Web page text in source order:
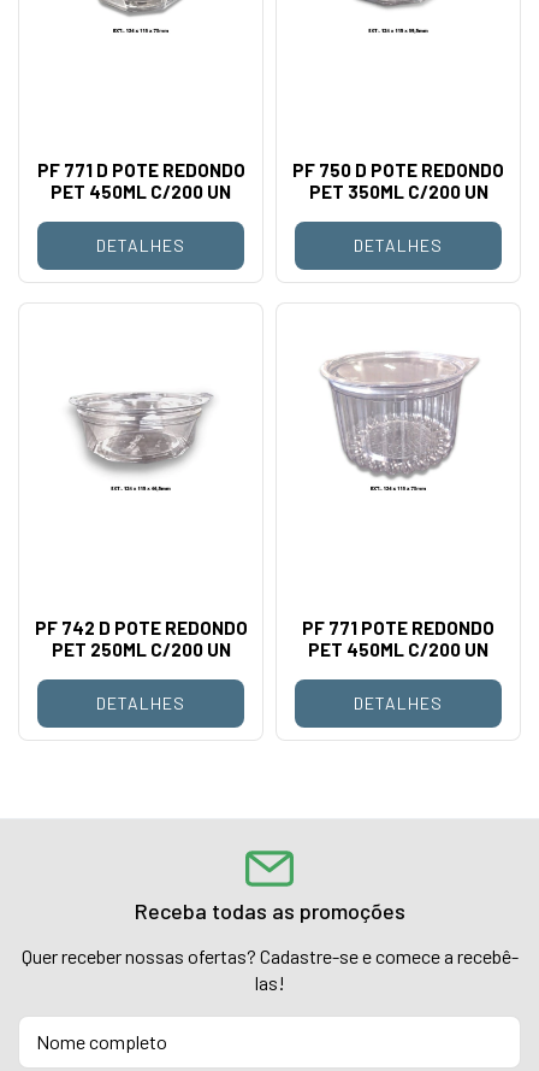
PF 771 D POTE REDONDO
PET 450ML C/200 UN
DETALHES
PF 750 D POTE REDONDO
PET 350ML C/200 UN
DETALHES
PF 742 D POTE REDONDO
PET 250ML C/200 UN
DETALHES
PF 771 POTE REDONDO
PET 450ML C/200 UN
DETALHES
Receba todas as promoções
Quer receber nossas ofertas? Cadastre-se e comece a recebê-
las!